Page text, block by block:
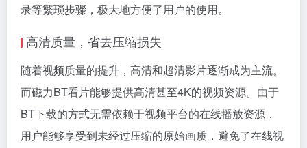
录等繁琐步骤，极大地方便了用户的使用。
高清质量，省去压缩损失
随着视频质量的提升，高清和超清影片逐渐成为主流。
而磁力BT看片能够提供高清甚至4K的视频资源。由于
BT下载的方式无需依赖于视频平台的在线播放资源，
用户能够享受到未经过压缩的原始画质，避免了在线视